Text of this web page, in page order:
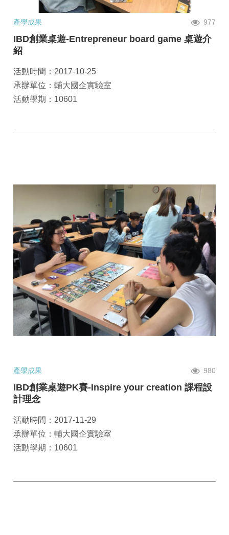
產學成果 977
IBD創業桌遊-Entrepreneur board game 桌遊介
紹
活動時間：2017-10-25
承辦單位：輔大國企實驗室
活動學期：10601
產學成果 980
IBD創業桌遊PK賽-Inspire your creation 課程設
計理念
活動時間：2017-11-29
承辦單位：輔大國企實驗室
活動學期：10601